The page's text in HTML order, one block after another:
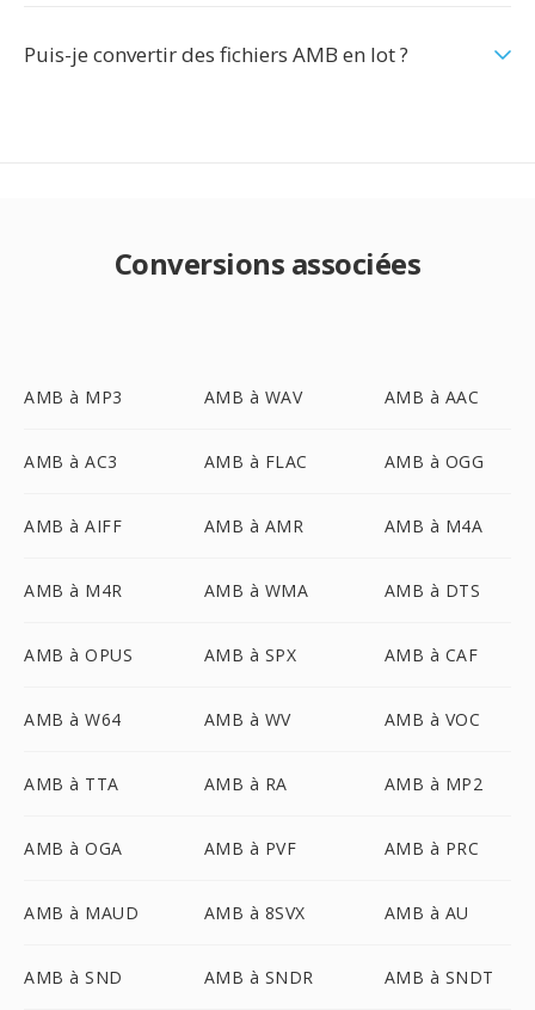
Puis-je convertir des fichiers AMB en lot ?
Conversions associées
AMB à MP3 AMB à WAV AMB à AAC
AMB à AC3 AMB à FLAC AMB à OGG
AMB à AIFF AMB à AMR AMB à M4A
AMB à M4R AMB à WMA AMB à DTS
AMB à OPUS AMB à SPX AMB à CAF
AMB à W64 AMB à WV AMB à VOC
AMB à TTA AMB à RA AMB à MP2
AMB à OGA AMB à PVF AMB à PRC
AMB à MAUD AMB à 8SVX AMB à AU
AMB à SND AMB à SNDR AMB à SNDT